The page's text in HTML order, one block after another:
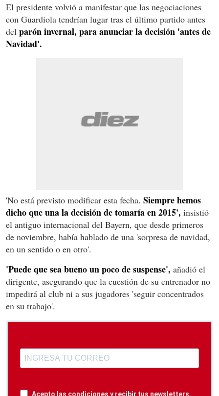
El presidente volvió a manifestar que las negociaciones
con Guardiola tendrían lugar tras el último partido antes
del parón invernal, para anunciar la decisión 'antes de
Navidad'.
'No está previsto modificar esta fecha. Siempre hemos
dicho que una la decisión de tomaría en 2015', insistió
el antiguo internacional del Bayern, que desde primeros
de noviembre, había hablado de una 'sorpresa de navidad,
en un sentido o en otro'.
'Puede que sea bueno un poco de suspense', añadió el
dirigente, asegurando que la cuestión de su entrenador no
impedirá al club ni a sus jugadores 'seguir concentrados
en su trabajo'.
Acepto las condiciones y recibir tus newsletters.